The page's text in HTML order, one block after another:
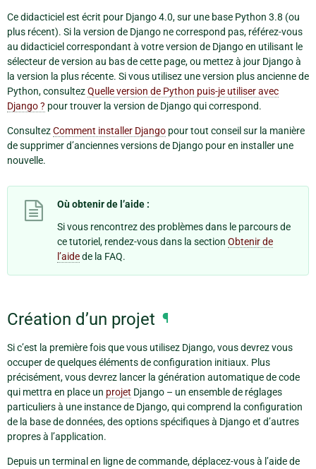
Ce didacticiel est écrit pour Django 4.0, sur une base Python 3.8 (ou
plus récent). Si la version de Django ne correspond pas, référez-vous
au didacticiel correspondant à votre version de Django en utilisant le
sélecteur de version au bas de cette page, ou mettez à jour Django à
la version la plus récente. Si vous utilisez une version plus ancienne de
Python, consultezQuelle version de Python puis-je utiliser avec
Django ? pour trouver la version de Django qui correspond.
ConsultezComment installer Django pour tout conseil sur la manière
de supprimer d’anciennes versions de Django pour en installer une
nouvelle.
Où obtenir de l’aide :
Si vous rencontrez des problèmes dans le parcours de
ce tutoriel, rendez-vous dans la section Obtenir de
l’aidede la FAQ.
Création d’un projet ¶
Si c’est la première fois que vous utilisez Django, vous devrez vous
occuper de quelques éléments de configuration initiaux. Plus
précisément, vous devrez lancer la génération automatique de code
qui mettra en place un projet Django – un ensemble de réglages
particuliers à une instance de Django, qui comprend la configuration
de la base de données, des options spécifiques à Django et d’autres
propres à l’application.
Depuis un terminal en ligne de commande, déplacez-vous à l’aide de